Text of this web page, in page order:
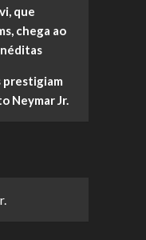
que
chega ao
prestigiam
Neymar Jr.